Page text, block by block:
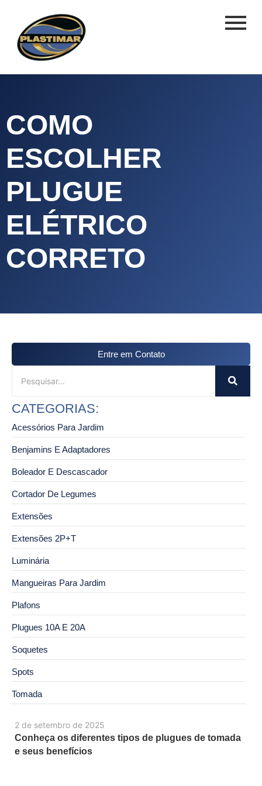
COMO
ESCOLHER
PLUGUE
ELÉTRICO
CORRETO
2 de setembro de 2025
Conheça os diferentes tipos de plugues de tomada
e seus benefícios
Entre em Contato
CATEGORIAS:
Acessórios Para Jardim
Benjamins E Adaptadores
Boleador E Descascador
Cortador De Legumes
Extensões
Extensões 2P+T
Luminária
Mangueiras Para Jardim
Plafons
Plugues 10A E 20A
Soquetes
Spots
Tomada